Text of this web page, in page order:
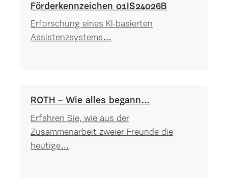
Förderkennzeichen 01IS24026B
Erforschung eines KI-basierten
Assistenzsystems…
ROTH – Wie alles begann…
Erfahren Sie, wie aus der
Zusammenarbeit zweier Freunde die
heutige…